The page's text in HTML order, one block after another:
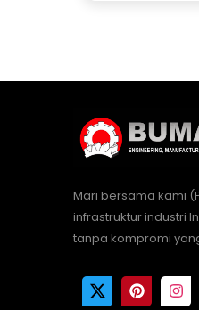
Mari bersama kami
infrastruktur industri
tanpa kompromi